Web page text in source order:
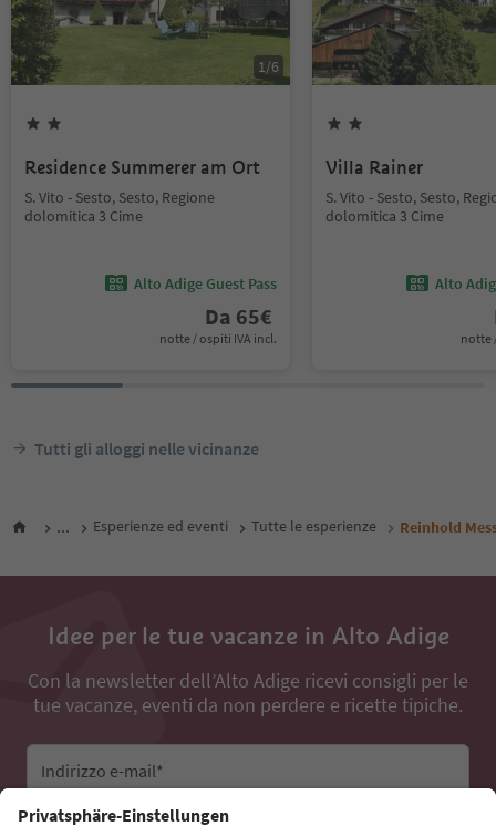
1/6
Residence Summerer am Ort
S. Vito - Sesto, Sesto, Regione
dolomitica 3 Cime
Alto Adige Guest Pass
Da 65€
notte / ospiti IVA incl.
Villa Rainer
S. Vito - Sesto, Sesto,
dolomitica 3 Cime
Alto
notte
Tutti gli alloggi nelle vicinanze
... Esperienze ed eventi Tutte le esperienze Reinhold
Idee per le tue vacanze in Alto Adige
Con la newsletter dell’Alto Adige ricevi consigli per le
tue vacanze, eventi da non perdere e ricette tipiche.
Indirizzo e-mail*